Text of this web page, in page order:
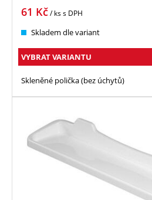
61 Kč/ kss DPH
Skladem dle variant
VYBRAT VARIANTU
Skleněné polička (bez úchytů)